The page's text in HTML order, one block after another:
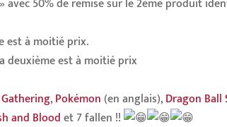
avec 50% de remise sur le 2ème produit
est à moitié prix.
deuxième est à moitié prix
,Pokémon(en anglais),Dragon Ball
and Bloodet 7 fallen !!